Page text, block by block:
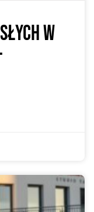
w